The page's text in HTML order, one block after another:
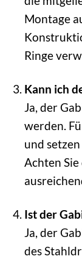
Montage
Ringe
Kann ich
Ja, der
werden.
und
Achten Sie
Ist der
Ja, der
des